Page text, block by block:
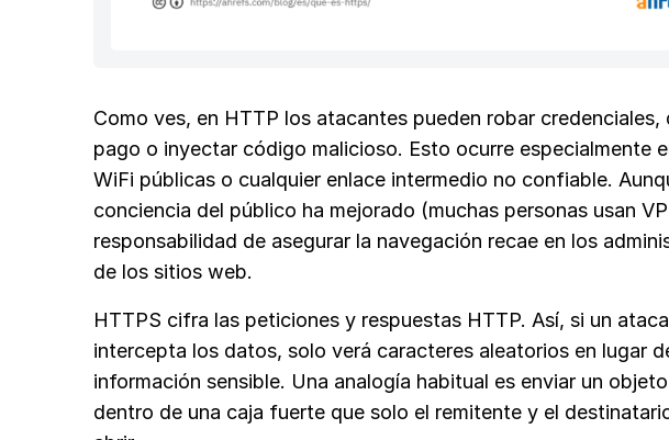
Como ves, en HTTP los atacantes pueden robar credenciales,
pago o inyectar código malicioso. Esto ocurre especialmente
WiFi públicas o cualquier enlace intermedio no confiable.
conciencia del público ha mejorado (muchas personas usan
responsabilidad de asegurar la navegación recae en los
de los sitios web.
HTTPS cifra las peticiones y respuestas HTTP. Así, si un
intercepta los datos, solo verá caracteres aleatorios en lugar
información sensible. Una analogía habitual es enviar un
dentro de una caja fuerte que solo el remitente y el